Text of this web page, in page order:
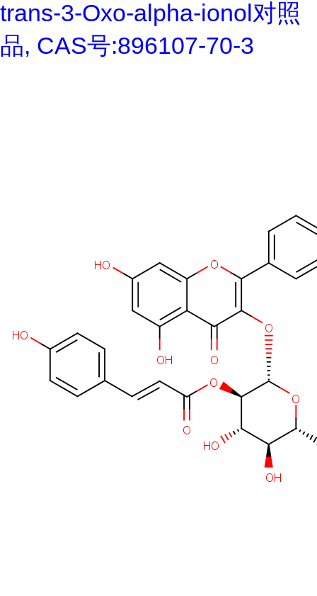
trans-3-Oxo-alpha-ionol对照
品, CAS号:896107-70-3